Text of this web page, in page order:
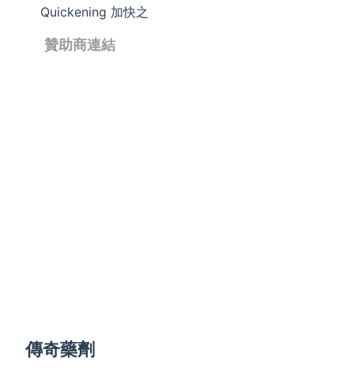
Quickening 加快之
贊助商連結
傳奇藥劑